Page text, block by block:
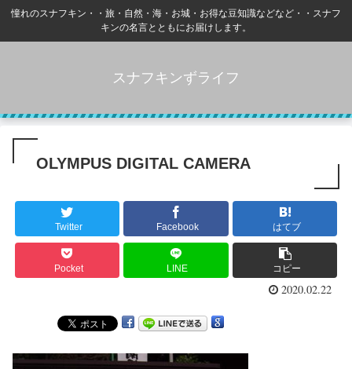
憧れのスナフキン・・旅・自然・海・お城・お得な豆知識などなど・・スナフ
キンの名言とともにお届けします。
スナフキンずライフ
OLYMPUS DIGITAL CAMERA
Twitter Facebook はてブ
Pocket LINE コピー
2020.02.22